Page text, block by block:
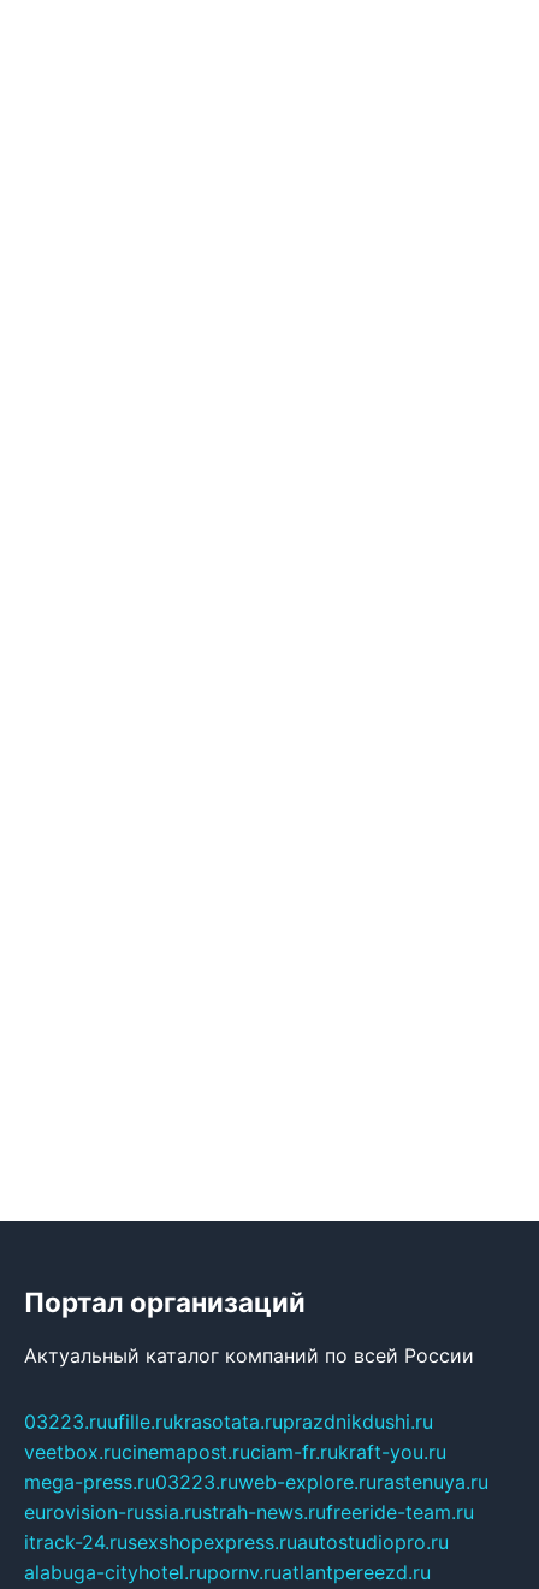
Портал организаций
Актуальный каталог компаний по всей России
03223.ruufille.rukrasotata.ruprazdnikdushi.ru
veetbox.rucinemapost.ruciam-fr.rukraft-you.ru
mega-press.ru03223.ruweb-explore.rurastenuya.ru
eurovision-russia.rustrah-news.rufreeride-team.ru
itrack-24.rusexshopexpress.ruautostudiopro.ru
alabuga-cityhotel.rupornv.ruatlantpereezd.ru